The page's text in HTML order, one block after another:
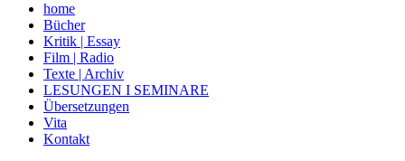
home
Bücher
Kritik | Essay
Film | Radio
Texte | Archiv
LESUNGEN I SEMINARE
Übersetzungen
Vita
Kontakt